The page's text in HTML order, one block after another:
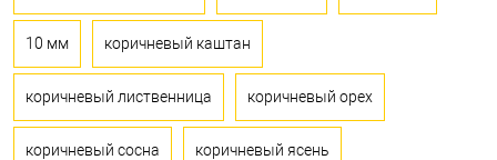
10 мм коричневый каштан
коричневый лиственница коричневый орех
коричневый сосна коричневый ясень